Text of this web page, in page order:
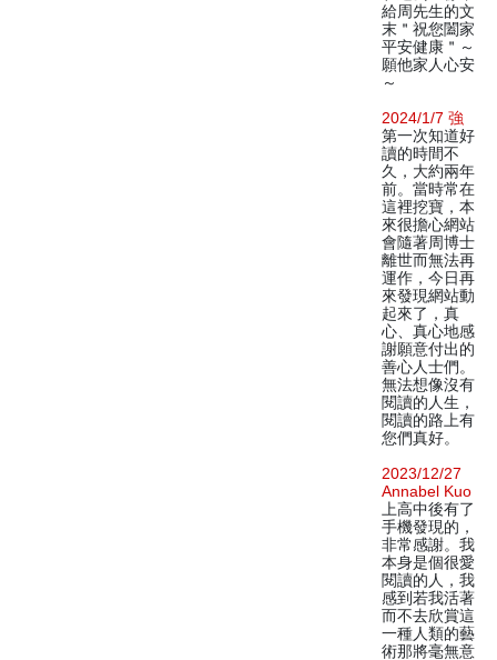
給周先生的文
末＂祝您闔家
平安健康＂～
願他家人心安
～
2024/1/7 強
第一次知道好
讀的時間不
久，大約兩年
前。當時常在
這裡挖寶，本
來很擔心網站
會隨著周博士
離世而無法再
運作，今日再
來發現網站動
起來了，真
心、真心地感
謝願意付出的
善心人士們。
無法想像沒有
閱讀的人生，
閱讀的路上有
您們真好。
2023/12/27
Annabel Kuo
上高中後有了
手機發現的，
非常感謝。我
本身是個很愛
閱讀的人，我
感到若我活著
而不去欣賞這
一種人類的藝
術那將毫無意